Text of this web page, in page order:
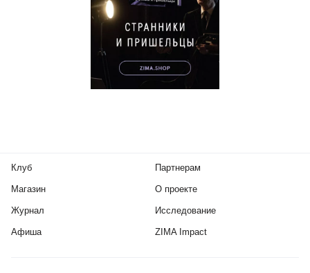
Клуб
Магазин
Журнал
Афиша
Партнерам
О проекте
Исследование
ZIMA Impact